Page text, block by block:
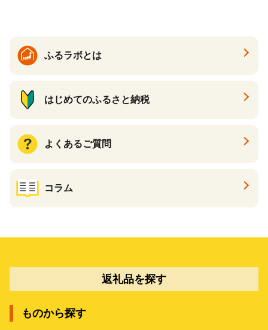
ふるラボとは
はじめてのふるさと納税
よくあるご質問
コラム
返礼品を探す
ものから探す